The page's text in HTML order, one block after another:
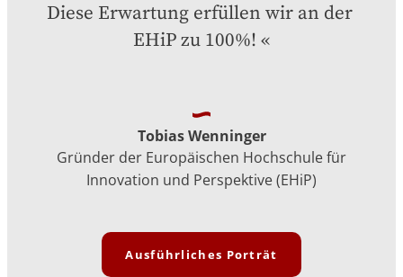
Diese Erwartung erfüllen wir an der
EHiP zu 100%!
Tobias Wenninger
Gründer der Europäischen Hochschule für
Innovation und Perspektive (EHiP)
Ausführliches Porträt